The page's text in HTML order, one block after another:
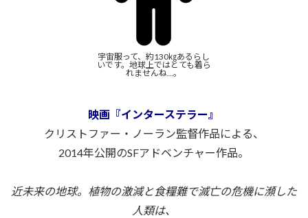
宇宙服って、約130㎏あるらし
いです。地球上ではとても着ら
れませんね…。
映画『インターステラー』
クリストファー・ノーラン監督作品による、
2014年公開のSFアドベンチャー作品。
近未来の地球。植物の激減と食糧難で滅亡の危機に瀕した
人類は、